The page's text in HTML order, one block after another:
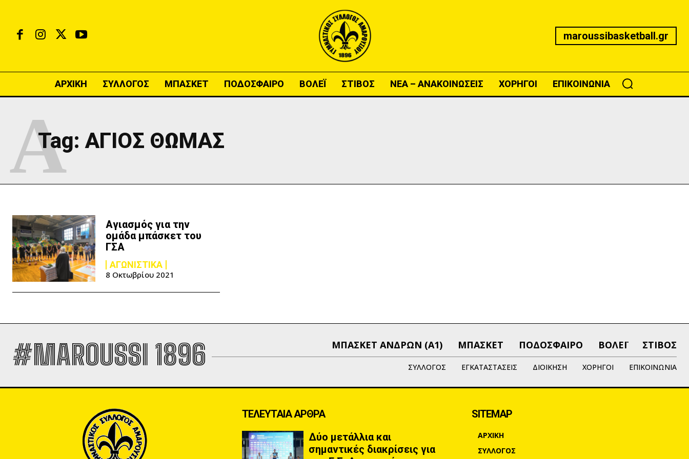
maroussibasketball.gr
ΑΡΧΙΚΗ ΣΥΛΛΟΓΟΣ ΜΠΑΣΚΕΤ ΠΟΔΟΣΦΑΙΡΟ ΒΟΛΕΪ ΣΤΙΒΟΣ ΝΕΑ – ΑΝΑΚΟΙΝΩΣΕΙΣ ΧΟΡΗΓΟΙ ΕΠΙΚΟΙΝΩΝΙΑ
Tag:ΆΓΙΟΣ ΘΩΜΆΣ
Ά
Aγιασμός για την
ομάδα μπάσκετ του
ΓΣΑ
ΑΓΩΝΙΣΤΙΚΑ
8 Οκτωβρίου 2021
#MAROUSSI 1896 ΜΠΑΣΚΕΤ ΑΝΔΡΩΝ (Α1) ΜΠΑΣΚΕΤ ΠΟΔΟΣΦΑΙΡΟ ΒΟΛΕΪ ΣΤΙΒΟΣ
ΣΥΛΛΟΓΟΣ ΕΓΚΑΤΑΣΤΑΣΕΙΣ ΔΙΟΙΚΗΣΗ ΧΟΡΗΓΟΙ ΕΠΙΚΟΙΝΩΝΙΑ
ΤΕΛΕΥΤΑΙΑ ΑΡΘΡΑ
Δύο μετάλλια και
σημαντικές διακρίσεις για
SITEMAP
ΑΡΧΙΚΗ
ΣΥΛΛΟΓΟΣ